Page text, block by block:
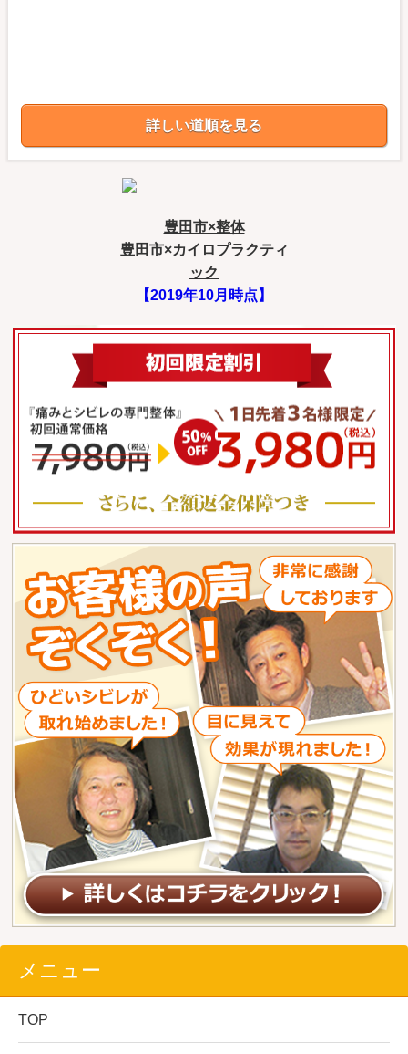
詳しい道順を見る
豊田市×整体
豊田市×カイロプラクティ
ック
【2019年10月時点】
メニュー
TOP